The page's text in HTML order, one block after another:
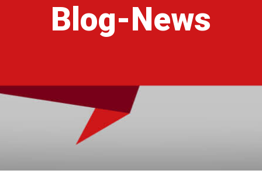
Blog-News